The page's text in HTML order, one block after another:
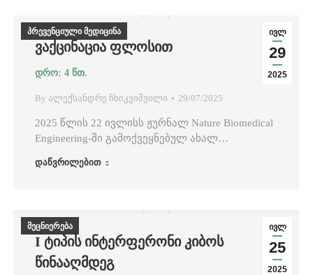
ივლ
29
2025
პრევენციული მედიცინა
ᲕᲐᲥᲪᲘᲜᲐᲪᲘᲐ ᲤᲚᲝᲡᲘᲗ
By ალექსანდრე ჩხიკვიშვილი 29/07/2025
2025 წლის 22 ივლისს ჟურნალ Nature Biomedical
Engineering-ში გამოქვეყნებულ ახალ…
დაწვრილებით
ივლ
25
2025
მეცნიერება
I ᲢᲘᲞᲘᲡ ᲘᲜᲢᲔᲠᲤᲔᲠᲝᲜᲘ ᲙᲘᲑᲝᲡ
ᲬᲘᲜᲐᲐᲦᲛᲓᲔᲒ